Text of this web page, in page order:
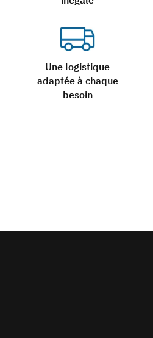
Une logistique
adaptée à chaque
besoin